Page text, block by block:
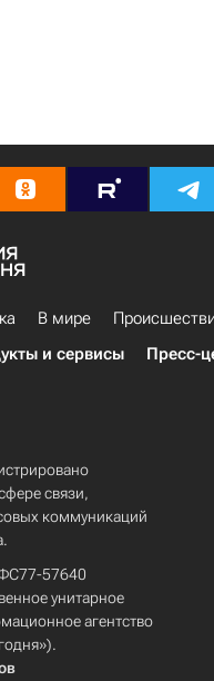
В мире
и сервисы Пресс-
связи,
коммуникаций
57640
унитарное
агентство